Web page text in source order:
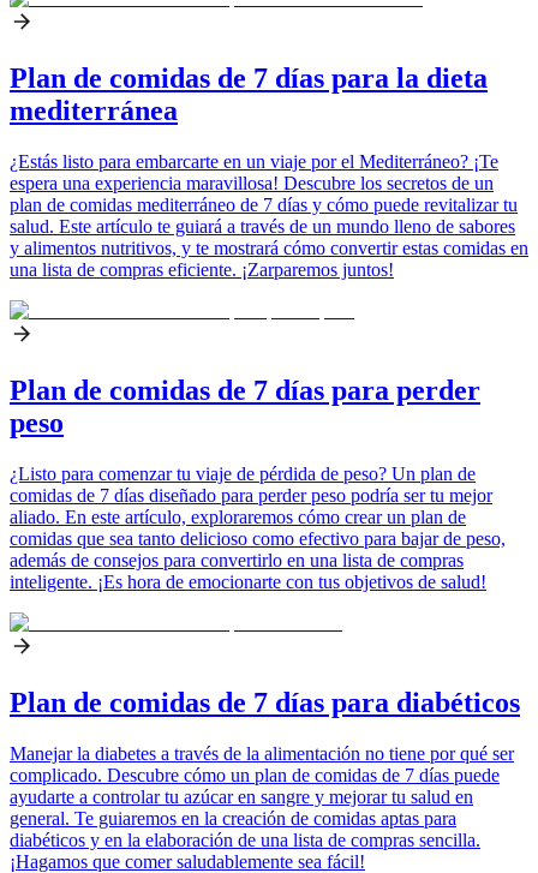
Plan de comidas de 7 días para la dieta
mediterránea
¿Estás listo para embarcarte en un viaje por el Mediterráneo? ¡Te
espera una experiencia maravillosa! Descubre los secretos de un
plan de comidas mediterráneo de 7 días y cómo puede revitalizar tu
salud. Este artículo te guiará a través de un mundo lleno de sabores
y alimentos nutritivos, y te mostrará cómo convertir estas comidas en
una lista de compras eficiente. ¡Zarparemos juntos!
Plan de comidas de 7 días para perder
peso
¿Listo para comenzar tu viaje de pérdida de peso? Un plan de
comidas de 7 días diseñado para perder peso podría ser tu mejor
aliado. En este artículo, exploraremos cómo crear un plan de
comidas que sea tanto delicioso como efectivo para bajar de peso,
además de consejos para convertirlo en una lista de compras
inteligente. ¡Es hora de emocionarte con tus objetivos de salud!
Plan de comidas de 7 días para diabéticos
Manejar la diabetes a través de la alimentación no tiene por qué ser
complicado. Descubre cómo un plan de comidas de 7 días puede
ayudarte a controlar tu azúcar en sangre y mejorar tu salud en
general. Te guiaremos en la creación de comidas aptas para
diabéticos y en la elaboración de una lista de compras sencilla.
¡Hagamos que comer saludablemente sea fácil!